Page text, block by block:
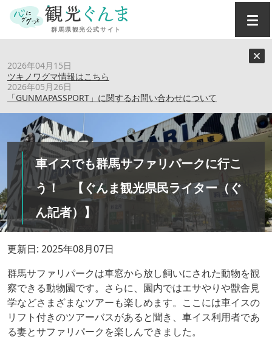
2026年04月15日
ツキノワグマ情報はこちら
2026年05月26日
「GUNMAPASSPORT」に関するお問い合わせについて
車イスでも群馬サファリパークに行こう！ 【ぐんま観光県
民ライター（ぐん記者）】
車イスでも群馬サファリパークに行こ
う！ 【ぐんま観光県民ライター（ぐ
ん記者）】
更新日: 2025年08月07日
群馬サファリパークは車窓から放し飼いにされた動物を観
察できる動物園です。さらに、園内ではエサやりや獣舎見
学などさまざまなツアーも楽しめます。ここには車イスの
リフト付きのツアーバスがあると聞き、車イス利用者であ
る妻とサファリパークを楽しんできました。